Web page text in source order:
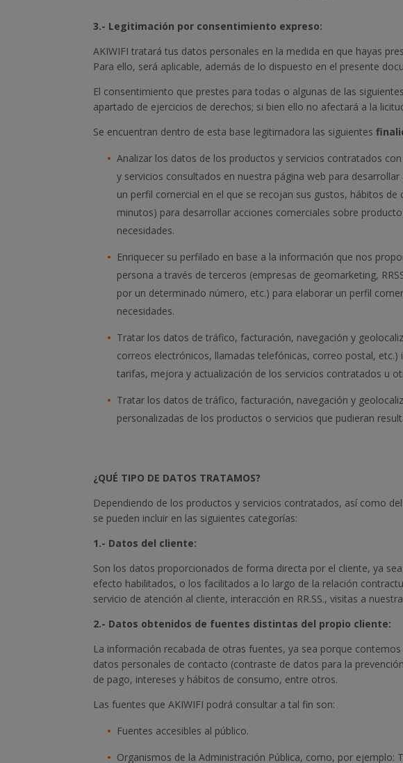
3.- Legitimación por consentimiento expreso:
AKIWIFI tratará tus datos personales en la medida en que hayas
Para ello, será aplicable, además de lo dispuesto en el presente
El consentimiento que prestes para todas o algunas de las
apartado de ejercicios de derechos; si bien ello no afectará a la
Se encuentran dentro de esta base legitimadora las siguientes
Analizar los datos de los productos y servicios contratados
y servicios consultados en nuestra página web para
un perfil comercial en el que se recojan sus gustos, hábitos
minutos) para desarrollar acciones comerciales sobre
necesidades.
Enriquecer su perfilado en base a la información que nos
persona a través de terceros (empresas de geomarketing,
por un determinado número, etc.) para elaborar un perfil
necesidades.
Tratar los datos de tráfico, facturación, navegación y
correos electrónicos, llamadas telefónicas, correo postal,
tarifas, mejora y actualización de los servicios contratados u
Tratar los datos de tráfico, facturación, navegación y
personalizadas de los productos o servicios que pudieran
¿QUÉ TIPO DE DATOS TRATAMOS?
Dependiendo de los productos y servicios contratados, así como
se pueden incluir en las siguientes categorías:
1.- Datos del cliente:
Son los datos proporcionados de forma directa por el cliente, ya
efecto habilitados, o los facilitados a lo largo de la relación
servicio de atención al cliente, interacción en RR.SS., visitas a
2.- Datos obtenidos de fuentes distintas del propio cliente:
La información recabada de otras fuentes, ya sea porque
datos personales de contacto (contraste de datos para la
de pago, intereses y hábitos de consumo, entre otros.
Las fuentes que AKIWIFI podrá consultar a tal fin son:
Fuentes accesibles al público.
Organismos de la Administración Pública, como, por ejemplo: